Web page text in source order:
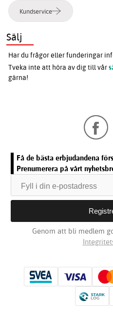
Kundservice
Sälj
Har du frågor eller funderingar
Tveka inte att höra av dig till vår
gärna!
Få de bästa erbjudandena
Prenumerera på vårt
Genom att bli medlem